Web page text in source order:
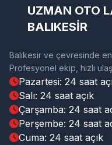
UZMAN OTO
BALIKESİR
Balıkesir ve çevresinde
Profesyonel ekip, hızlı
Pazartesi: 24 saat
Salı: 24 saat açık
Çarşamba: 24 saat
Perşembe: 24 saat
Cuma: 24 saat açık